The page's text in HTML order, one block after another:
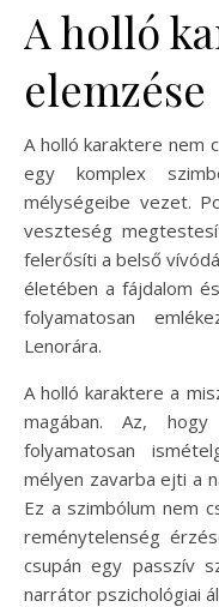
A holló
elemzése
A holló karaktere nem
egy komplex
mélységeibe vezet.
veszteség
felerősíti a belső
életében a fájdalom
folyamatosan
Lenorára.
A holló karaktere a
magában. Az,
folyamatosan
mélyen zavarba ejti a
Ez a szimbólum nem
reménytelenség
csupán egy passzív
narrátor pszichológiai